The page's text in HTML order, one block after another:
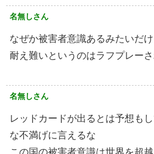
名無しさん
なぜか被害者意識あるみたいだ
耐え難いというのはラフプレー
名無しさん
レッドカードが出るとは予想も
な不満げに言えるな
この国の被害者意識は世界を超